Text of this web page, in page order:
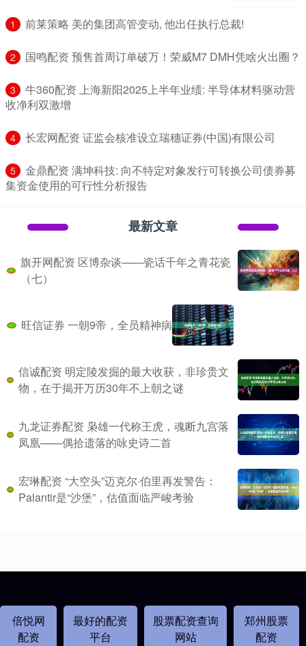
1 ​前莱策略 美的集团高管变动, 他出任执行总裁!
2 ​国鸣配资 预售首周订单破万！荣威M7 DMH凭啥火出圈？
3
​牛360配资 上海新阳2025上半年业绩: 半导体材料驱动营
收净利双激增
4 ​长宏网配资 证监会核准设立瑞穗证券(中国)有限公司
5
​金鼎配资 满坤科技: 向不特定对象发行可转换公司债券募
集资金使用的可行性分析报告
最新文章
旗开网配资 区博杂谈——瓷话千年之青花瓷
（七）
旺信证券 一朝9帝，全员精神病
信诚配资 明定陵发掘的最大收获，非珍贵文
物，在于揭开万历30年不上朝之谜
九龙证券配资 枭雄一代称王虎，魂断九宫落
凤凰——偶拾遗落的咏史诗二首
宏琳配资 “大空头”迈克尔·伯里再发警告：
Palantir是“沙堡”，估值面临严峻考验
倍悦网
配资
最好的配资
平台
股票配资查询
网站
郑州股票
配资